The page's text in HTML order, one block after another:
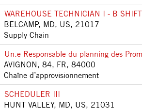
WAREHOUSE TECHNICIAN I - B SHIFT
BELCAMP, MD, US, 21017
Supply Chain
Un.e Responsable du planning des
AVIGNON, 84, FR, 84000
Chaîne d’approvisionnement
SCHEDULER III
HUNT VALLEY, MD, US, 21031